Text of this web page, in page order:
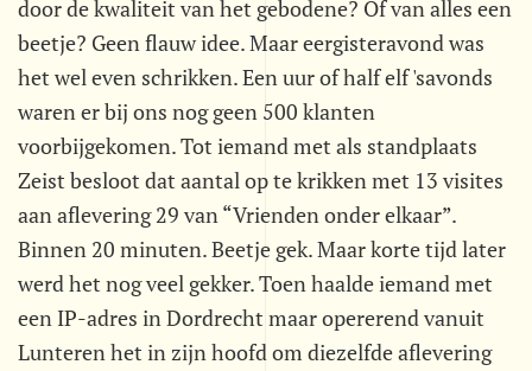
door de kwaliteit van het gebodene? Of van alles een
beetje? Geen flauw idee. Maar eergisteravond was
het wel even schrikken. Een uur of half elf 'savonds
waren er bij ons nog geen 500 klanten
voorbijgekomen. Tot iemand met als standplaats
Zeist besloot dat aantal op te krikken met 13 visites
aan aflevering 29 van “Vrienden onder elkaar”.
Binnen 20 minuten. Beetje gek. Maar korte tijd later
werd het nog veel gekker. Toen haalde iemand met
een IP-adres in Dordrecht maar opererend vanuit
Lunteren het in zijn hoofd om diezelfde aflevering